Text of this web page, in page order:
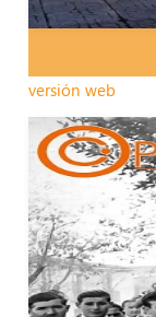
versión web